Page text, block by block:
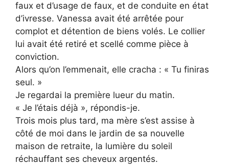
faux et d’usage de faux, et de conduite en état
d’ivresse. Vanessa avait été arrêtée pour
complot et détention de biens volés. Le collier
lui avait été retiré et scellé comme pièce à
conviction.
Alors qu’on l’emmenait, elle cracha : « Tu finiras
seul. »
Je regardai la première lueur du matin.
« Je l’étais déjà », répondis-je.
Trois mois plus tard, ma mère s’est assise à
côté de moi dans le jardin de sa nouvelle
maison de retraite, la lumière du soleil
réchauffant ses cheveux argentés.